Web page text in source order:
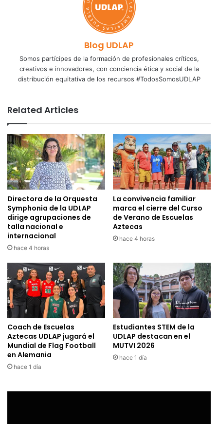
Blog UDLAP
Somos partícipes de la formación de profesionales críticos,
creativos e innovadores, con conciencia ética y social de la
distribución equitativa de los recursos #TodosSomosUDLAP
Related Articles
Directora de la Orquesta
Symphonia de la UDLAP
dirige agrupaciones de
talla nacional e
internacional
hace 4 horas
La convivencia familiar
marca el cierre del Curso
de Verano de Escuelas
Aztecas
hace 4 horas
Coach de Escuelas
Aztecas UDLAP jugará el
Mundial de Flag Football
en Alemania
hace 1 día
Estudiantes STEM de la
UDLAP destacan en el
MUTVI 2026
hace 1 día